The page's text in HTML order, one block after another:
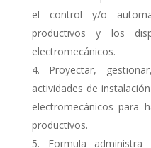
el control y/o
productivos y los
electromecánicos.
Proyectar,
actividades de
electromecánicos para
productivos.
Formula